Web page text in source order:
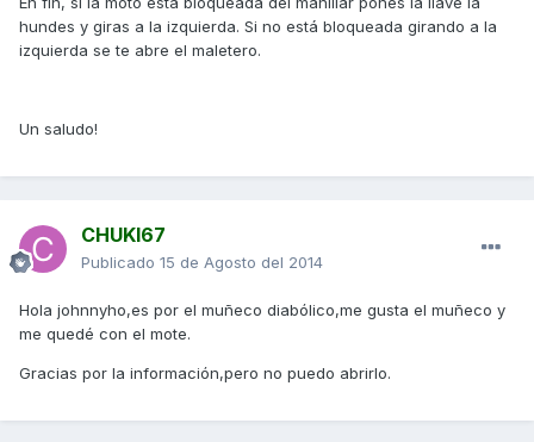
hundes y giras a la izquierda. Si no está bloqueada girando a la
izquierda se te abre el maletero.
Un saludo!
CHUKI67
Publicado 15 de Agosto del 2014
Hola johnnyho,es por el muñeco diabólico,me gusta el muñeco y
me quedé con el mote.
Gracias por la información,pero no puedo abrirlo.